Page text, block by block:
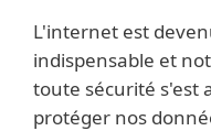
L'internet est
indispensable et
toute sécurité s'est
protéger nos